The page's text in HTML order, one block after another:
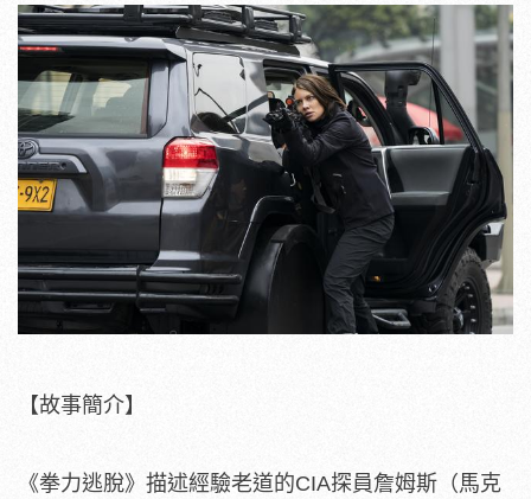
【故事簡介】
《拳力逃脫》描述經驗老道的CIA探員詹姆斯（馬克